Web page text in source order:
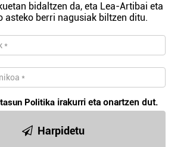
bidaltzen da, eta Lea-Artibai eta
asteko berri nagusiak biltzen ditu.
Politika irakurri eta onartzen dut.
Harpidetu